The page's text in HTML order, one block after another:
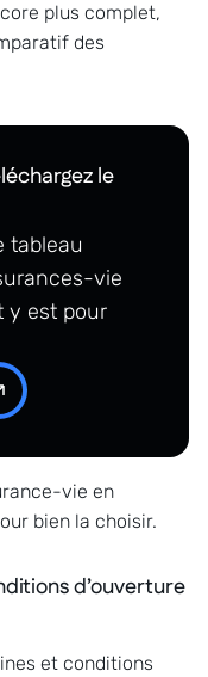
plus complet,
des
le
tableau
vie
y est pour
vie en
bien la choisir.
d’ouverture
et conditions